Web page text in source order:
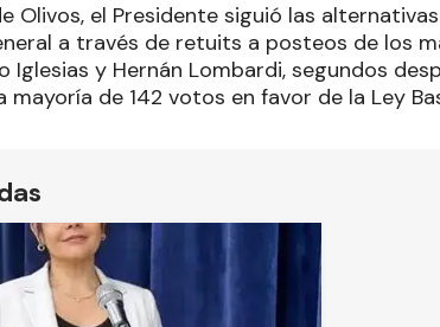
Olivos, el Presidente siguió las
a través de retuits a posteos de los
Iglesias y Hernán Lombardi, segundos
mayoría de 142 votos en favor de la Ley